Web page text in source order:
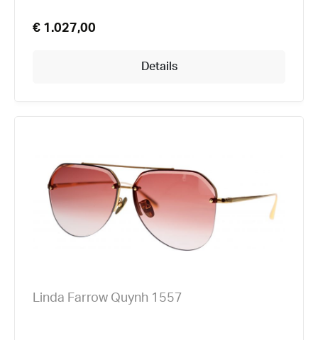
€ 1.027,00
Details
Linda Farrow Quynh 1557